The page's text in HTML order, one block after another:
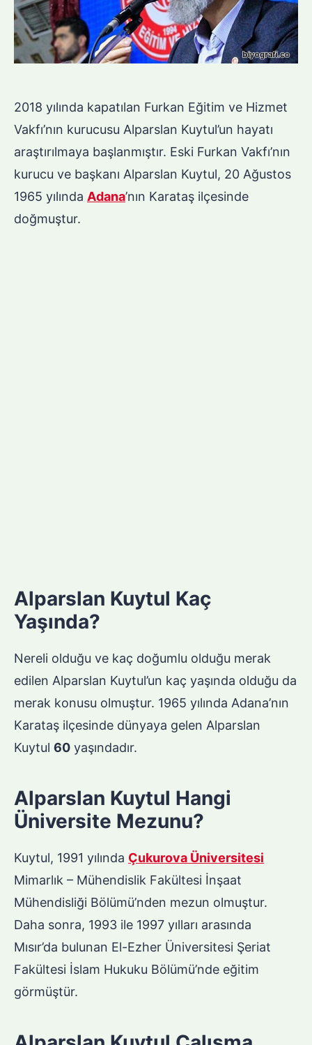
2018 yılında kapatılan Furkan Eğitim ve Hizmet
Vakfı’nın kurucusu Alparslan Kuytul’un hayatı
araştırılmaya başlanmıştır. Eski Furkan Vakfı’nın
kurucu ve başkanı Alparslan Kuytul, 20 Ağustos
1965 yılında Adana’nın Karataş ilçesinde
doğmuştur.
Alparslan Kuytul Kaç
Yaşında?
Nereli olduğu ve kaç doğumlu olduğu merak
edilen Alparslan Kuytul’un kaç yaşında olduğu da
merak konusu olmuştur. 1965 yılında Adana’nın
Karataş ilçesinde dünyaya gelen Alparslan
Kuytul 60 yaşındadır.
Alparslan Kuytul Hangi
Üniversite Mezunu?
Kuytul, 1991 yılında Çukurova Üniversitesi
Mimarlık – Mühendislik Fakültesi İnşaat
Mühendisliği Bölümü’nden mezun olmuştur.
Daha sonra, 1993 ile 1997 yılları arasında
Mısır’da bulunan El-Ezher Üniversitesi Şeriat
Fakültesi İslam Hukuku Bölümü’nde eğitim
görmüştür.